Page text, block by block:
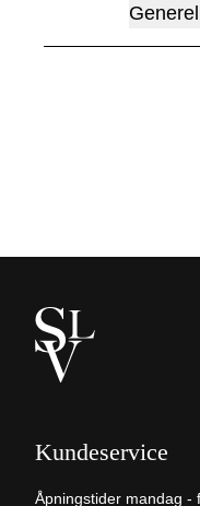
Kundeservice
Åpningstider mandag -